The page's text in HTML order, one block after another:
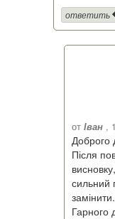
ответить
от Іван ,
Доброго
Після
сильний
Гарного